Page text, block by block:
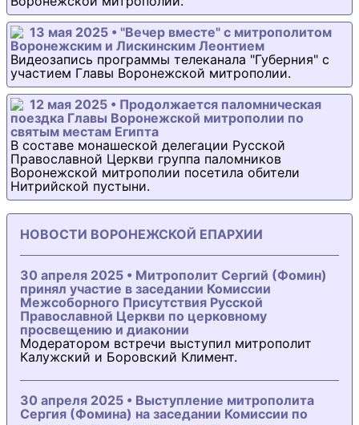
13 мая 2025 • "Вечер вместе" с митрополитом
Воронежским и Лискинским Леонтием
Видеозапись программы телеканала "Губерния" с
участием Главы Воронежской митрополии.
12 мая 2025 • Продолжается паломническая
поездка Главы Воронежской митрополии по
святым местам Египта
В составе монашеской делегации Русской
Православной Церкви группа паломников
Воронежской митрополии посетила обители
Нитрийской пустыни.
НОВОСТИ ВОРОНЕЖСКОЙ ЕПАРХИИ
30 апреля 2025 • Митрополит Сергий (Фомин)
принял участие в заседании Комиссии
Межсоборного Присутствия Русской
Православной Церкви по церковному
просвещению и диаконии
Модератором встречи выступил митрополит
Калужский и Боровский Климент.
30 апреля 2025 • Выступление митрополита
Сергия (Фомина) на заседании Комиссии по